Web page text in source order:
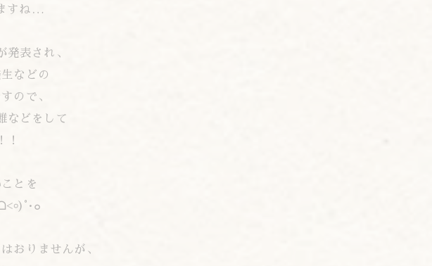
すね…
発表され、
などの
ので、
などをして
！
とを
๐
おりませんが、